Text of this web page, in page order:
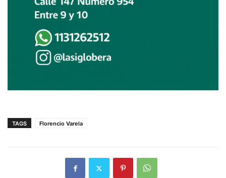
TAGS Florencio Varela